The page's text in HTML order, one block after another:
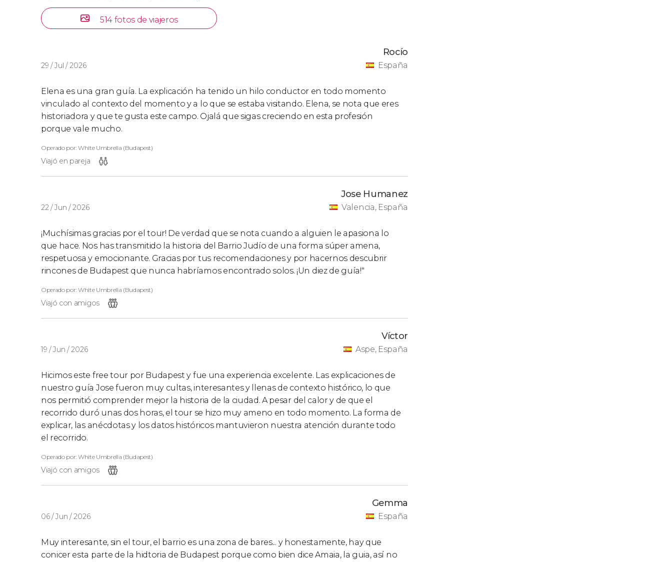
514 fotos de viajeros
29 / Jul / 2026
Rocío
España
Elena es una gran guía. La explicación ha tenido un hilo conductor en todo momento
vinculado al contexto del momento y a lo que se estaba visitando. Elena, se nota que eres
historiadora y que te gusta este campo. Ojalá que sigas creciendo en esta profesión
porque vale mucho.
Operado por: White Umbrella (Budapest)
Viajó en pareja
22 / Jun / 2026
Jose Humanez
Valencia, España
¡Muchísimas gracias por el tour! De verdad que se nota cuando a alguien le apasiona lo
que hace. Nos has transmitido la historia del Barrio Judío de una forma súper amena,
respetuosa y emocionante. Gracias por tus recomendaciones y por hacernos descubrir
rincones de Budapest que nunca habríamos encontrado solos. ¡Un diez de guía!"
Operado por: White Umbrella (Budapest)
Viajó con amigos
19 / Jun / 2026
Víctor
Aspe, España
Hicimos este free tour por Budapest y fue una experiencia excelente. Las explicaciones de
nuestro guía Jose fueron muy cultas, interesantes y llenas de contexto histórico, lo que
nos permitió comprender mejor la historia de la ciudad. A pesar del calor y de que el
recorrido duró unas dos horas, el tour se hizo muy ameno en todo momento. La forma de
explicar, las anécdotas y los datos históricos mantuvieron nuestra atención durante todo
el recorrido.
Operado por: White Umbrella (Budapest)
Viajó con amigos
06 / Jun / 2026
Gemma
España
Muy interesante, sin el tour, el barrio es una zona de bares... y honestamente, hay que
conicer esta parte de la hidtoria de Budapest porque como bien dice Amaia, la guia, así no